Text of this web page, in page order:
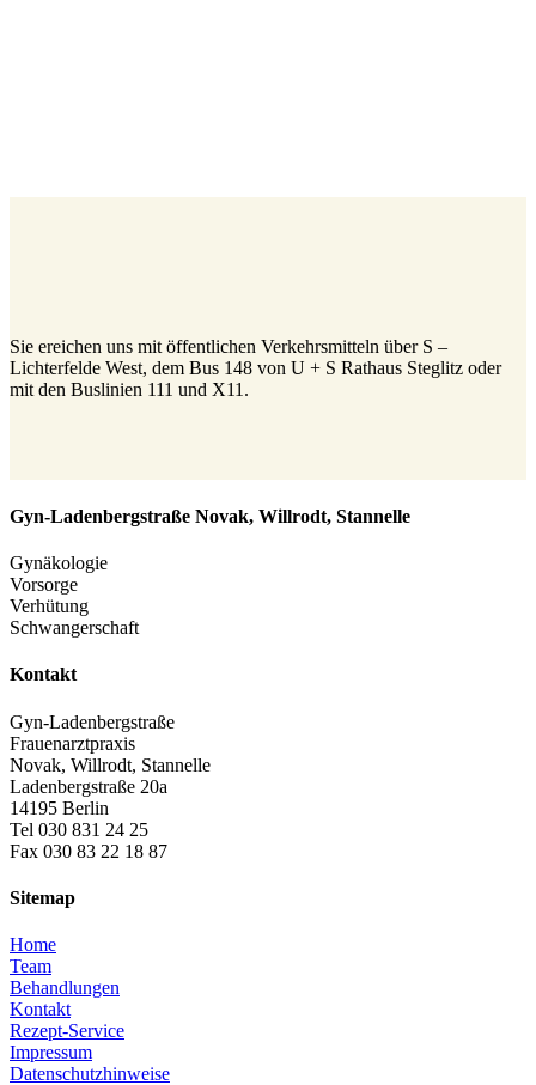
Sie ereichen uns mit öffentlichen Verkehrsmitteln über S –
Lichterfelde West, dem Bus 148 von U + S Rathaus Steglitz oder
mit den Buslinien 111 und X11.
Gyn-Ladenbergstraße Novak, Willrodt, Stannelle
Gynäkologie
Vorsorge
Verhütung
Schwangerschaft
Kontakt
Gyn-Ladenbergstraße
Frauenarztpraxis
Novak, Willrodt, Stannelle
Ladenbergstraße 20a
14195 Berlin
Tel 030 831 24 25
Fax 030 83 22 18 87
Sitemap
Home
Team
Behandlungen
Kontakt
Rezept-Service
Impressum
Datenschutzhinweise